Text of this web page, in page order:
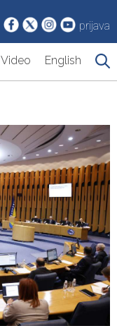
prijava
Video English